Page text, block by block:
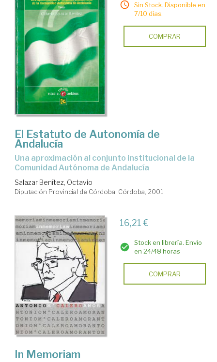
Sin Stock. Disponible en
7/10 días.
COMPRAR
El Estatuto de Autonomía de
Andalucía
una aproximación al conjunto institucional de la
Comunidad Autónoma de Andalucía
Salazar Benítez, Octavio
Diputación Provincial de Córdoba. Córdoba, 2001
16,21 €
Stock en librería. Envío
en 24/48 horas
COMPRAR
In Memoriam